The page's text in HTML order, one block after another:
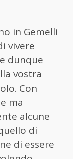
in Gemelli
vivere
dunque
vostra
Con
ma
alcune
di
di essere